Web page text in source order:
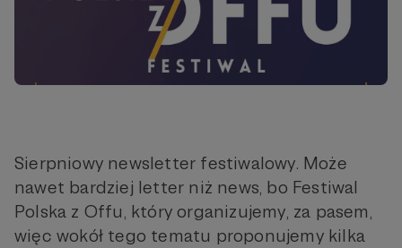
Sierpniowy newsletter festiwalowy. Może
nawet bardziej letter niż news, bo Festiwal
Polska z Offu, który organizujemy, za pasem,
więc wokół tego tematu proponujemy kilka